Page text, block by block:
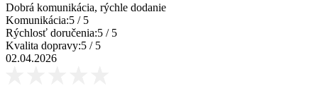
Dobrá komunikácia, rýchle dodanie
Komunikácia:5 / 5
Rýchlosť doručenia:5 / 5
Kvalita dopravy:5 / 5
02.04.2026